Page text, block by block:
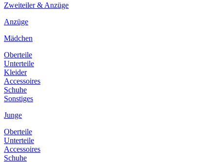
Zweiteiler & Anzüge
Anzüge
Mädchen
Oberteile
Unterteile
Kleider
Accessoires
Schuhe
Sonstiges
Junge
Oberteile
Unterteile
Accessoires
Schuhe